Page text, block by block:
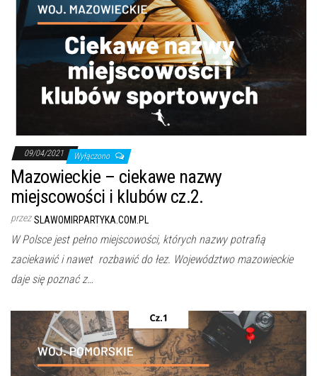
09/04/2021 Wyłączono
Mazowieckie – ciekawe nazwy
miejscowości i klubów cz.2.
przez SLAWOMIRPARTYKA.COM.PL
W Polsce jest pełno miejscowości, których nazwy potrafią
zaciekawić i nawet rozbawić do łez. Województwo mazowieckie
daje się poznać z…